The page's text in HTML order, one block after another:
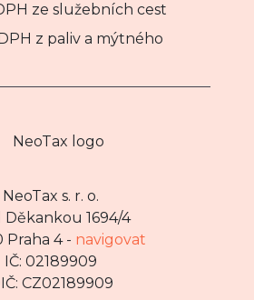
ze služebních cest
z paliv a mýtného
NeoTax s. r. o.
Děkankou 1694/4
Praha 4 - navigovat
IČ: 02189909
CZ02189909